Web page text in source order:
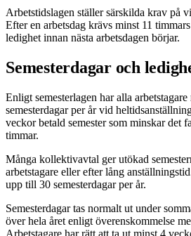
Arbetstidslagen ställer särskilda krav på
Efter en arbetsdag krävs minst 11
ledighet innan nästa arbetsdagen börjar.
Semesterdagar och
Enligt semesterlagen har alla
semesterdagar per år vid
veckor betald semester som minskar det
timmar.
Många kollektivavtal ger utökad
arbetstagare eller efter lång
upp till 30 semesterdagar per år.
Semesterdagar tas normalt ut under
över hela året enligt överenskommelse